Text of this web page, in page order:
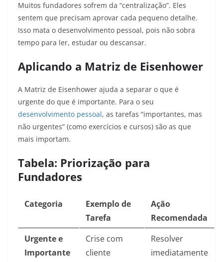
Muitos fundadores sofrem da “centralização”. Eles
sentem que precisam aprovar cada pequeno detalhe.
Isso mata o desenvolvimento pessoal, pois não sobra
tempo para ler, estudar ou descansar.
Aplicando a Matriz de Eisenhower
A Matriz de Eisenhower ajuda a separar o que é
urgente do que é importante. Para o seu
desenvolvimento pessoal, as tarefas “importantes, mas
não urgentes” (como exercícios e cursos) são as que
mais importam.
Tabela: Priorização para
Fundadores
Categoria
Exemplo de
Tarefa
Ação
Recomendada
Urgente e
Importante
Crise com
cliente
Resolver
imediatamente